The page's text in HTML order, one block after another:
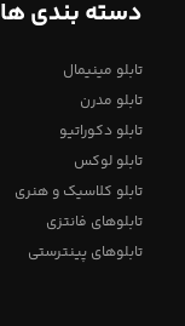
دسته بندی ها
تابلو مینیمال
تابلو مدرن
تابلو دکوراتیو
تابلو لوکس
تابلو کلاسیک و هنری
تابلوهای فانتزی
تابلوهای پینترستی